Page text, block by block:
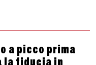
a picco prima
la fiducia in